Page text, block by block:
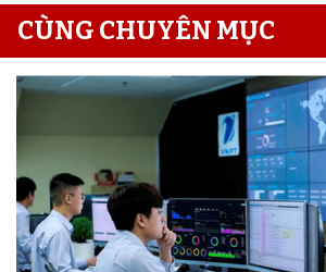
CÙNG CHUYÊN MỤC